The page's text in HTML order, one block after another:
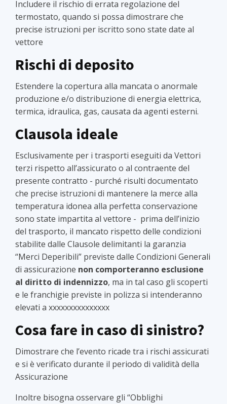
Includere il rischio di errata regolazione del
termostato, quando si possa dimostrare che
precise istruzioni per iscritto sono state date al
vettore
Rischi di deposito
Estendere la copertura alla mancata o anormale
produzione e/o distribuzione di energia elettrica,
termica, idraulica, gas, causata da agenti esterni.
Clausola ideale
Esclusivamente per i trasporti eseguiti da Vettori
terzi rispetto all’assicurato o al contraente del
presente contratto - purché risulti documentato
che precise istruzioni di mantenere la merce alla
temperatura idonea alla perfetta conservazione
sono state impartita al vettore - prima dell’inizio
del trasporto, il mancato rispetto delle condizioni
stabilite dalle Clausole delimitanti la garanzia
“Merci Deperibili” previste dalle Condizioni Generali
di assicurazione non comporteranno esclusione
al diritto di indennizzo, ma in tal caso gli scoperti
e le franchigie previste in polizza si intenderanno
elevati a xxxxxxxxxxxxxxx
Cosa fare in caso di sinistro?
Dimostrare che l’evento ricade tra i rischi assicurati
e si è verificato durante il periodo di validità della
Assicurazione
Inoltre bisogna osservare gli “Obblighi